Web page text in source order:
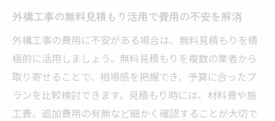
底解説
外構工事中のトラブル回避と現場チェック
方法
外構工事の完成後に確認すべきアフター対
応とは
外構工事の無料見積もり活用で費用の不安を解消
外構工事の費用に不安がある場合は、無料見積もりを積
極的に活用しましょう。無料見積もりを複数の業者から
取り寄せることで、相場感を把握でき、予算に合ったプ
ランを比較検討できます。見積もり時には、材料費や施
工費、追加費用の有無など細かく確認することが大切で